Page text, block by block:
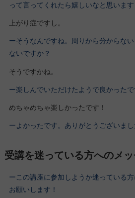
って言ってくれたら嬉しいなと思います
上がり症ですし。
ーそうなんですね。周りから分からな
ないですか？
そうですかね。
ー楽しんでいただけたようで良かったで
めちゃめちゃ楽しかったです！
ーよかったです。ありがとうございまし
受講を迷っている方へのメ
ーこの講座に参加しようか迷っている
お願いします！